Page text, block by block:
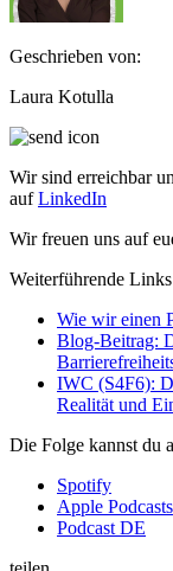
Geschrieben von:
Laura Kotulla
Wir sind erreichbar
aufLinkedIn
Wir freuen uns auf
Weiterführende Links
Wie wir einen
Blog-Beitrag:
IWC (S4F6):
Realität und
Die Folge kannst du
Spotify
Apple Podcasts
Podcast DE